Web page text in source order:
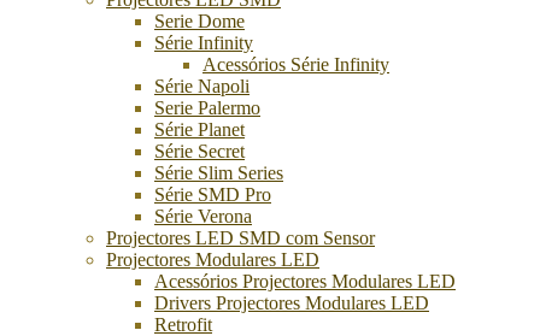
Serie Dome
Série Infinity
Acessórios Série Infinity
Série Napoli
Serie Palermo
Série Planet
Série Secret
Série Slim Series
Série SMD Pro
Série Verona
Projectores LED SMD com Sensor
Projectores Modulares LED
Acessórios Projectores Modulares LED
Drivers Projectores Modulares LED
Retrofit